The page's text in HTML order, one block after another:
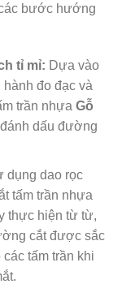
bước hướng
tỉ mỉ: Dựa vào
đo đạc và
trần nhựa Gỗ
dấu đường
dụng dao rọc
tấm trần nhựa
thực hiện từ từ,
cắt được sắc
tấm trần khi